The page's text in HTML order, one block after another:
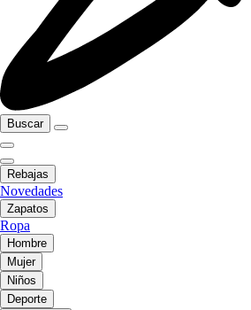
Buscar
Rebajas
Novedades
Zapatos
Ropa
Hombre
Mujer
Niños
Deporte